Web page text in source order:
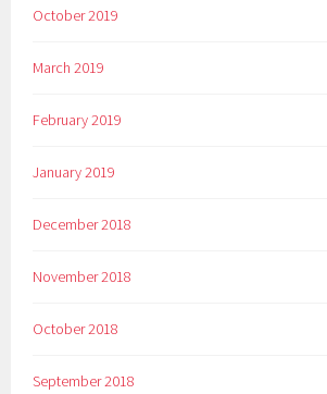
October 2019
March 2019
February 2019
January 2019
December 2018
November 2018
October 2018
September 2018